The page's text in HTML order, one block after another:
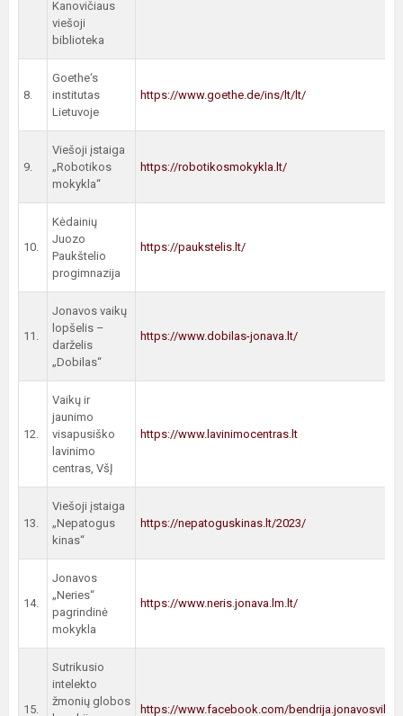
Kanovičiaus
viešoji
biblioteka
8.
Goethe‘s
institutas
Lietuvoje
https://www.goethe.de/ins/lt/lt/
9.
Viešoji įstaiga
„Robotikos
mokykla“
https://robotikosmokykla.lt/
10.
Kėdainių
Juozo
Paukštelio
progimnazija
https://paukstelis.lt/
11.
Jonavos vaikų
lopšelis –
darželis
„Dobilas“
https://www.dobilas-jonava.lt/
12.
Vaikų ir
jaunimo
visapusiško
lavinimo
centras, VšĮ
https://www.lavinimocentras.lt
13.
Viešoji įstaiga
„Nepatogus
kinas“
https://nepatoguskinas.lt/2023/
14.
Jonavos
„Neries“
pagrindinė
mokykla
https://www.neris.jonava.lm.lt/
15.
Sutrikusio
intelekto
žmonių globos
https://www.facebook.com/bendrija.jonavosviltis